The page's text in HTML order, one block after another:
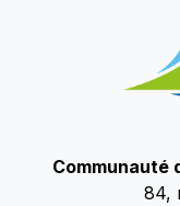
Communauté
84,